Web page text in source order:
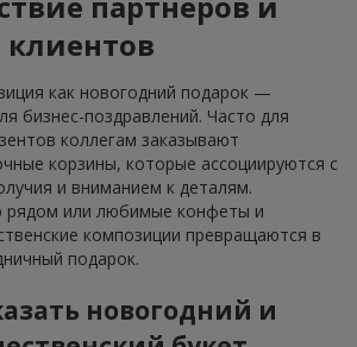
клиентов
как новогодний подарок —
бизнес-поздравлений. Часто для
коллегам заказывают
корзины, которые ассоциируются с
и вниманием к деталям.
рядом или любимые конфеты и
композиции превращаются в
подарок.
новогодний и